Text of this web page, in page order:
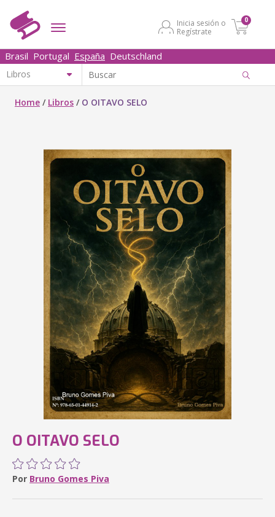
Inicia sesión o
Regístrate
0
Brasil Portugal España Deutschland
Home / Libros / O OITAVO SELO
O OITAVO SELO
Por Bruno Gomes Piva